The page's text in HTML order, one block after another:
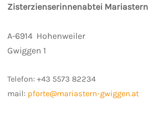
Zisterzienserinnenabtei Mariastern
A-6914 Hohenweiler
Gwiggen 1
Telefon: +43 5573 82234
mail: pforte@mariastern-gwiggen.at